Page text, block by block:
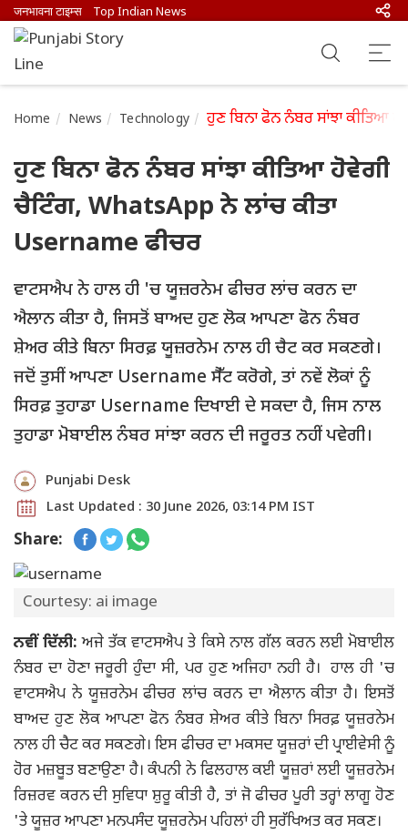
जनभावना टाइम्स Top Indian News
Home News Technology ਹੁਣ ਬਿਨਾ ਫੋਨ ਨੰਬਰ ਸਾਂਝਾ ਕੀਤਿਆ
ਹੁਣ ਬਿਨਾ ਫੋਨ ਨੰਬਰ ਸਾਂਝਾ ਕੀਤਿਆ ਹੋਵੇਗੀ
ਚੈਟਿੰਗ, WhatsApp ਨੇ ਲਾਂਚ ਕੀਤਾ
Username ਫੀਚਰ
ਵਾਟਸਐਪ ਨੇ ਹਾਲ ਹੀ 'ਚ ਯੂਜ਼ਰਨੇਮ ਫੀਚਰ ਲਾਂਚ ਕਰਨ ਦਾ
ਐਲਾਨ ਕੀਤਾ ਹੈ, ਜਿਸਤੋਂ ਬਾਅਦ ਹੁਣ ਲੋਕ ਆਪਣਾ ਫੋਨ ਨੰਬਰ
ਸ਼ੇਅਰ ਕੀਤੇ ਬਿਨਾ ਸਿਰਫ਼ ਯੂਜ਼ਰਨੇਮ ਨਾਲ ਹੀ ਚੈਟ ਕਰ ਸਕਣਗੇ।
ਜਦੋਂ ਤੁਸੀਂ ਆਪਣਾ Username ਸੈੱਟ ਕਰੋਗੇ, ਤਾਂ ਨਵੇਂ ਲੋਕਾਂ ਨੂੰ
ਸਿਰਫ਼ ਤੁਹਾਡਾ Username ਦਿਖਾਈ ਦੇ ਸਕਦਾ ਹੈ, ਜਿਸ ਨਾਲ
ਤੁਹਾਡਾ ਮੋਬਾਈਲ ਨੰਬਰ ਸਾਂਝਾ ਕਰਨ ਦੀ ਜਰੂਰਤ ਨਹੀਂ ਪਵੇਗੀ।
Punjabi Desk
Last Updated : 30 June 2026, 03:14 PM IST
Share:
Courtesy: ai image
ਨਵੀਂ ਦਿੱਲੀ: ਅਜੇ ਤੱਕ ਵਾਟਸਐਪ ਤੇ ਕਿਸੇ ਨਾਲ ਗੱਲ ਕਰਨ ਲਈ ਮੋਬਾਈਲ
ਨੰਬਰ ਦਾ ਹੋਣਾ ਜਰੂਰੀ ਹੁੰਦਾ ਸੀ, ਪਰ ਹੁਣ ਅਜਿਹਾ ਨਹੀ ਹੈ। ਹਾਲ ਹੀ 'ਚ
ਵਾਟਸਐਪ ਨੇ ਯੂਜ਼ਰਨੇਮ ਫੀਚਰ ਲਾਂਚ ਕਰਨ ਦਾ ਐਲਾਨ ਕੀਤਾ ਹੈ। ਇਸਤੋਂ
ਬਾਅਦ ਹੁਣ ਲੋਕ ਆਪਣਾ ਫੋਨ ਨੰਬਰ ਸ਼ੇਅਰ ਕੀਤੇ ਬਿਨਾ ਸਿਰਫ਼ ਯੂਜ਼ਰਨੇਮ
ਨਾਲ ਹੀ ਚੈਟ ਕਰ ਸਕਣਗੇ। ਇਸ ਫੀਚਰ ਦਾ ਮਕਸਦ ਯੂਜ਼ਰਾਂ ਦੀ ਪ੍ਰਾਈਵੇਸੀ ਨੂੰ
ਹੋਰ ਮਜ਼ਬੂਤ ਬਣਾਉਣਾ ਹੈ। ਕੰਪਨੀ ਨੇ ਫਿਲਹਾਲ ਕਈ ਯੂਜ਼ਰਾਂ ਲਈ ਯੂਜ਼ਰਨੇਮ
ਰਿਜ਼ਰਵ ਕਰਨ ਦੀ ਸੁਵਿਧਾ ਸ਼ੁਰੂ ਕੀਤੀ ਹੈ, ਤਾਂ ਜੋ ਫੀਚਰ ਪੂਰੀ ਤਰ੍ਹਾਂ ਲਾਗੂ ਹੋਣ
'ਤੇ ਯੂਜ਼ਰ ਆਪਣਾ ਮਨਪਸੰਦ ਯੂਜ਼ਰਨੇਮ ਪਹਿਲਾਂ ਹੀ ਸੁਰੱਖਿਅਤ ਕਰ ਸਕਣ।